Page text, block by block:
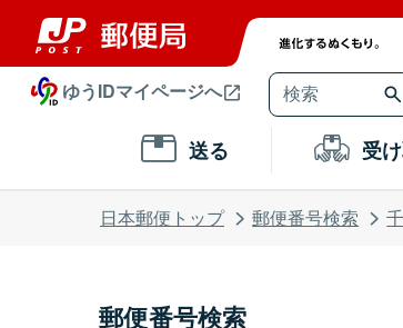
ゆうIDマイページへ
送る 受
日本郵便トップ 郵便番号検索
郵便番号検索